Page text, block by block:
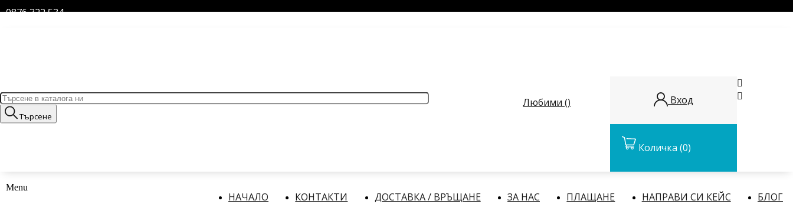
0876 322 534
Търсене
Любими () Вход
Количка (0)


Menu
НАЧАЛО КОНТАКТИ ДОСТАВКА / ВРЪЩАНЕ ЗА НАС ПЛАЩАНЕ НАПРАВИ СИ КЕЙС
БЛОГ